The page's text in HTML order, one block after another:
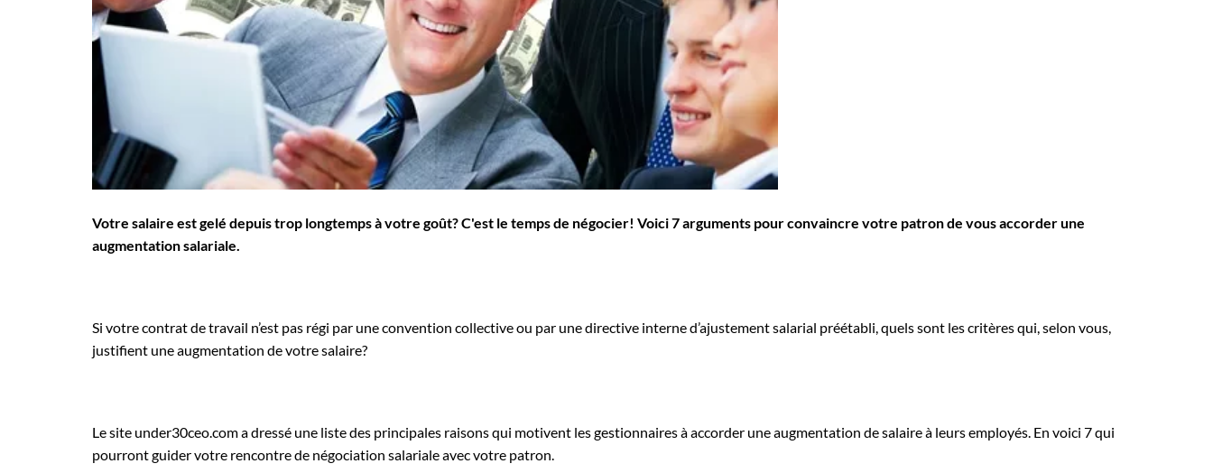
Employeurs
Publiez une offre d'emploi
Votre salaire est gelé depuis trop longtemps à votre goût? C'est le temps de négocier! Voici 7 arguments pour convaincre votre patron de vous accorder une
augmentation salariale.
Si votre contrat de travail n’est pas régi par une convention collective ou par une directive interne d’ajustement salarial préétabli, quels sont les critères qui, selon vous,
justifient une augmentation de votre salaire?
Le site under30ceo.com a dressé une liste des principales raisons qui motivent les gestionnaires à accorder une augmentation de salaire à leurs employés. En voici 7 qui
pourront guider votre rencontre de négociation salariale avec votre patron.